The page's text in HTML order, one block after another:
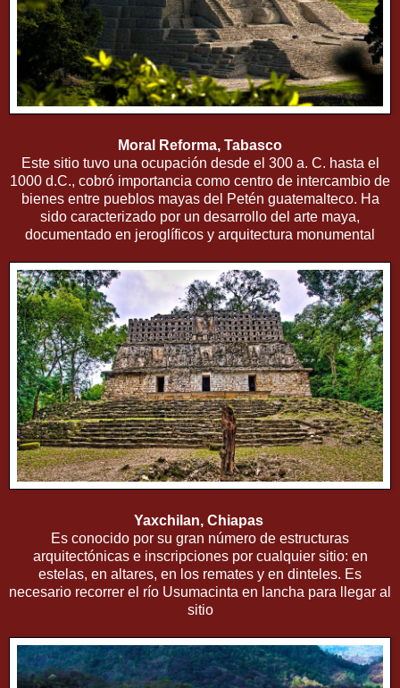
Moral Reforma, Tabasco
Este sitio tuvo una ocupación desde el 300 a. C. hasta el
1000 d.C., cobró importancia como centro de intercambio de
bienes entre pueblos mayas del Petén guatemalteco. Ha
sido caracterizado por un desarrollo del arte maya,
documentado en jeroglíficos y arquitectura monumental
Yaxchilan, Chiapas
Es conocido por su gran número de estructuras
arquitectónicas e inscripciones por cualquier sitio: en
estelas, en altares, en los remates y en dinteles. Es
necesario recorrer el río Usumacinta en lancha para llegar al
sitio